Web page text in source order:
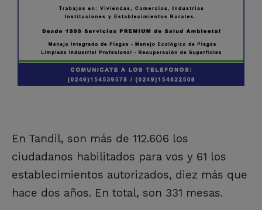
En Tandil, son más de 112.606 los
ciudadanos habilitados para vos y 61 los
establecimientos autorizados, diez más que
hace dos años. En total, son 331 mesas.